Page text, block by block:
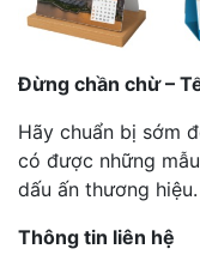
Đừng chần chừ –
Hãy chuẩn bị sớm
có được những
dấu ấn thương hiệu.
Thông tin liên hệ